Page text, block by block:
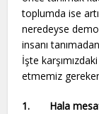
toplumda ise
neredeyse
insanı
İşte
etmemiz
1. Hala